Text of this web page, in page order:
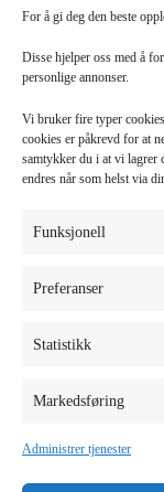
For å gi deg den beste
Disse hjelper oss med å
personlige annonser.
Vi bruker fire typer
cookies er påkrevd for at
samtykker du i at vi lagrer
endres når som helst via
Funksjonell
Preferanser
Statistikk
Markedsføring
Administrer tjenester